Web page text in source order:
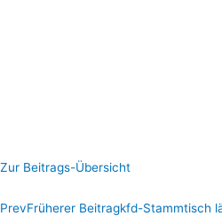
Zur Beitrags-Übersicht
PrevFrüherer Beitragkfd-Stammtisch